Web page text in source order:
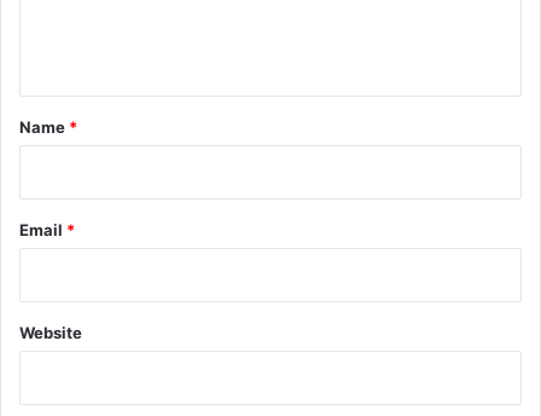
*
Name *
Email *
Website